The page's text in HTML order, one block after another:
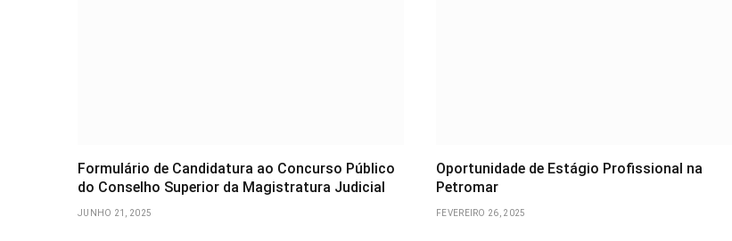
Formulário de Candidatura ao Concurso Público
do Conselho Superior da Magistratura Judicial
JUNHO 21, 2025
Oportunidade de Estágio Profissional na
Petromar
FEVEREIRO 26, 2025